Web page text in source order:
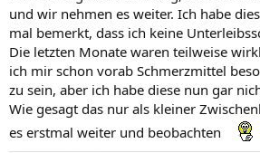
und wir nehmen es weiter. Ich habe
mal bemerkt, dass ich keine
Die letzten Monate waren teilweise
ich mir schon vorab Schmerzmittel
zu sein, aber ich habe diese nun gar
Wie gesagt das nur als kleiner
es erstmal weiter und beobachten